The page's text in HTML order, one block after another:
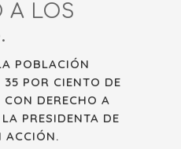
A LOS
POBLACIÓN
35 POR CIENTO DE
DERECHO A
PRESIDENTA DE
ACCIÓN.